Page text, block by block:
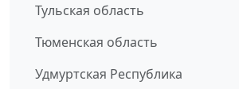
Тульская область
Тюменская область
Удмуртская Республика